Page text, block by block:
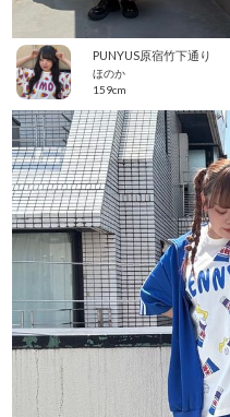
PUNYUS原宿竹下通り
ほのか
159cm